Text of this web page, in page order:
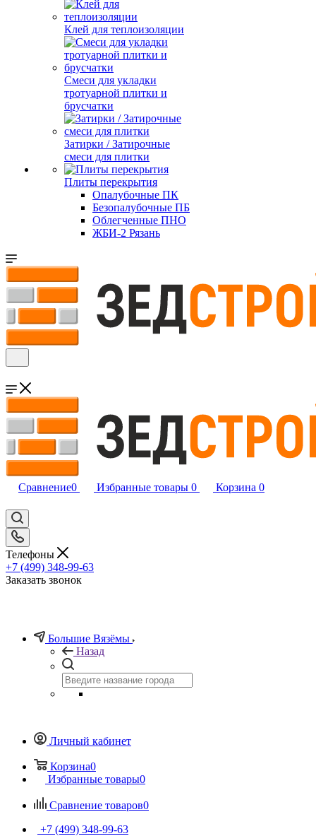
Клей для теплоизоляции
Смеси для укладки
тротуарной плитки и
брусчатки
Затирки / Затирочные
смеси для плитки
Плиты перекрытия
Опалубочные ПК
Безопалубочные ПБ
Облегченные ПНО
ЖБИ-2 Рязань
Сравнение0 Избранные товары 0 Корзина 0
Телефоны
+7 (499) 348-99-63
Заказать звонок
Большие Вязёмы
Назад
Личный кабинет
Корзина0
Избранные товары0
Сравнение товаров0
+7 (499) 348-99-63